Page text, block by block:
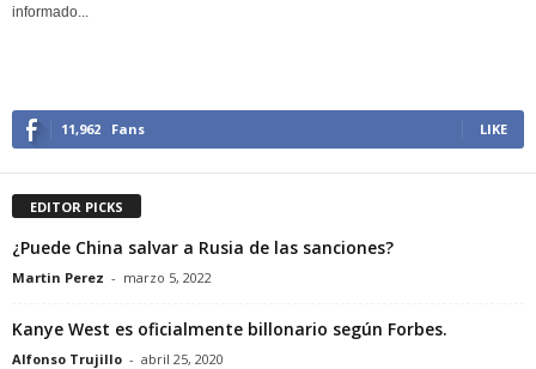
informado...
11,962 Fans LIKE
EDITOR PICKS
¿Puede China salvar a Rusia de las sanciones?
Martin Perez - marzo 5, 2022
Kanye West es oficialmente billonario según Forbes.
Alfonso Trujillo - abril 25, 2020